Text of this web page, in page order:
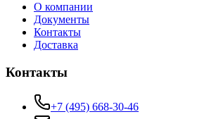
О компании
Документы
Контакты
Доставка
Контакты
+7 (495) 668-30-46